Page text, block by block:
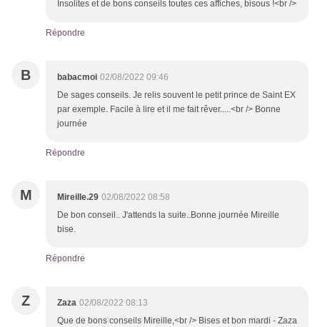
Insolites et de bons conseils toutes ces affiches, bisous !<br />
Répondre
B babacmoi 02/08/2022 09:46
De sages conseils. Je relis souvent le petit prince de Saint EX
par exemple. Facile à lire et il me fait rêver.....<br /> Bonne
journée
Répondre
M Mireille.29 02/08/2022 08:58
De bon conseil.. J'attends la suite..Bonne journée Mireille
bise.
Répondre
Z Zaza 02/08/2022 08:13
Que de bons conseils Mireille,<br /> Bises et bon mardi - Zaza